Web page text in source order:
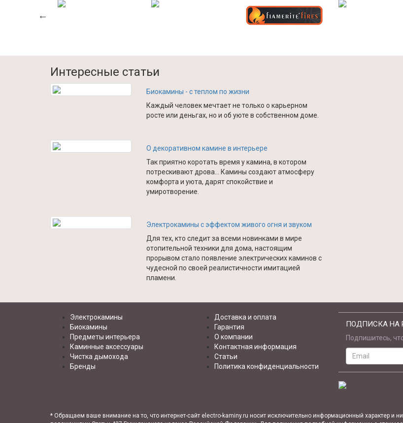
Интересные статьи
Биокамины - с теплом по жизни
Каждый человек мечтает не только о карьерном
росте или деньгах, но и об уюте в собственном доме.
О декоративном камине в интерьере
Так приятно коротать время у камина, в котором
потрескивают дрова… Камины создают атмосферу
комфорта и уюта, дарят спокойствие и
умиротворение.
Электрокамины с эффектом живого огня и звуком
Для тех, кто следит за всеми новинками в мире
отопительной техники для дома, настоящим
прорывом стало появление электрических каминов с
чудесной по своей реалистичности имитацией
пламени.
Электрокамины
Биокамины
Предметы интерьера
Каминные аксессуары
Чистка дымохода
Бренды
Доставка и оплата
Гарантия
О компании
Контактная информация
Статьи
Политика конфиденциальности
ПОДПИСКА НА
Подпишитесь,
Email
address
* Обращаем ваше внимание на то, что интернет-сайт electro-kaminy.ru носит исключительно информационный характер и